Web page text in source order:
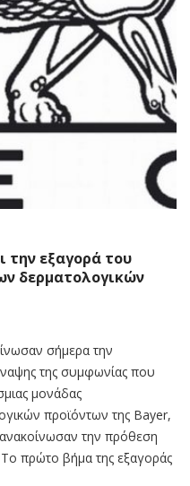
την εξαγορά του
δερματολογικών
σήμερα την
της συμφωνίας που
μονάδας
προϊόντων της Bayer,
την πρόθεση
πρώτο βήμα της εξαγοράς